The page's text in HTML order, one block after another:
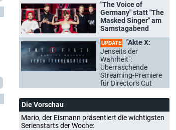
"The Voice of
Germany" statt "The
Masked Singer" am
Samstagabend
UPDATE
"Akte X:
Jenseits der
Wahrheit":
Überraschende
Streaming-Premiere
für Director's Cut
Die Vorschau
Mario, der Eismann präsentiert die wichtigsten
Serienstarts der Woche: